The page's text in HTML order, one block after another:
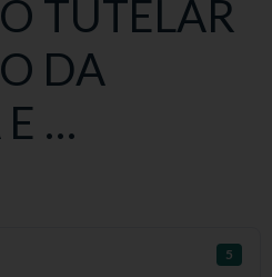
TUTELAR
DA
…
5